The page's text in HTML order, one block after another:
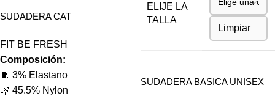
SUDADERA CAT
FIT BE FRESH
Composición:
🧵 3% Elastano
🌿 45.5% Nylon
ELIJE LA
TALLA
Limpiar
SUDADERA BASICA UNISEX